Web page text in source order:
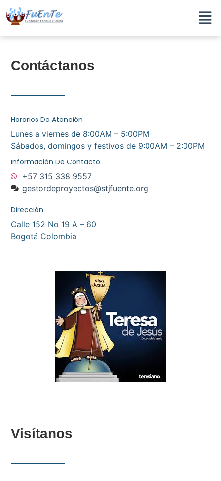
Contáctanos
Horarios De Atención
Lunes a viernes de 8:00AM – 5:00PM
Sábados, domingos y festivos de 9:00AM – 2:00PM
Información De Contacto
+57 315 338 9557
gestordeproyectos@stjfuente.org
Dirección
Calle 152 No 19 A – 60
Bogotá Colombia
Visítanos